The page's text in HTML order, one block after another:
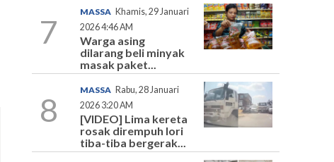
7
MASSA Khamis, 29 Januari
2026 4:46 AM
Warga asing
dilarang beli minyak
masak paket...
8
MASSA Rabu, 28 Januari
2026 3:20 AM
[VIDEO] Lima kereta
rosak dirempuh lori
tiba-tiba bergerak...